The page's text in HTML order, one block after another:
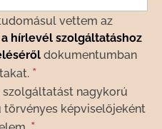
vettem az
hírlevél szolgáltatáshoz
dokumentumban
*
nagykorú
képviselőjeként